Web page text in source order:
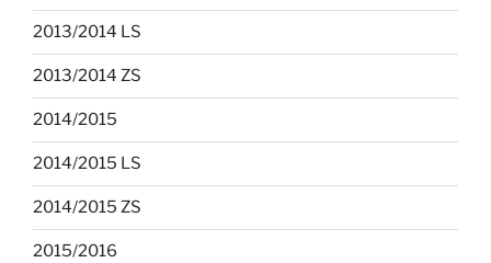
2013/2014 LS
2013/2014 ZS
2014/2015
2014/2015 LS
2014/2015 ZS
2015/2016